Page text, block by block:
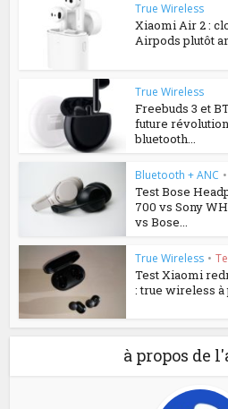
True Wireless
Xiaomi Air 2 :
Airpods plutôt
True Wireless
Freebuds 3 et
future révolution
bluetooth...
Bluetooth + ANC •
Test Bose
700 vs Sony
vs Bose...
True Wireless •
Test Xiaomi
: true wireless
à propos de